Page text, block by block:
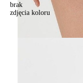
brak
zdjęcia koloru
Majtki "bikini" damskie
Majtki "bikini" damskie